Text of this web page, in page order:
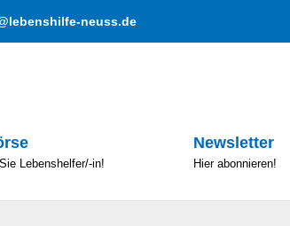
neuss.de
Lebenshelfer/-in!
Newsletter
Hier abonnieren!